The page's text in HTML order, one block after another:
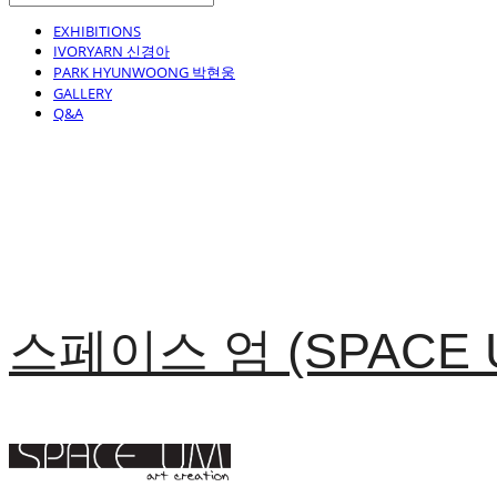
EXHIBITIONS
IVORYARN 신경아
PARK HYUNWOONG 박현웅
GALLERY
Q&A
스페이스 엄 (SPACE